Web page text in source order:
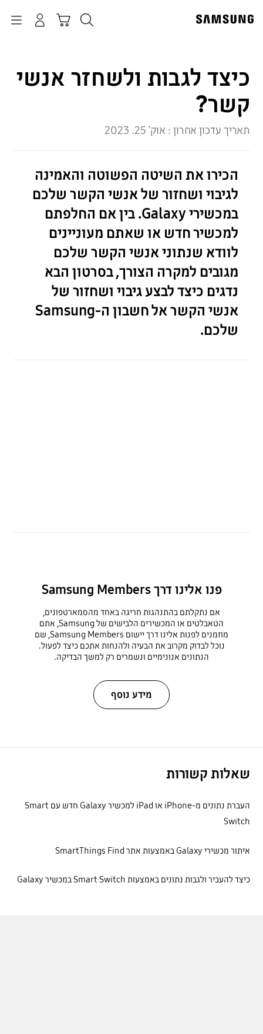
כיצד לגבות ולשחזר אנשי
קשר?
תאריך עדכון אחרון : אוק׳ 25. 2023
הכירו את השיטה הפשוטה והאמינה
לגיבוי ושחזור של אנשי הקשר שלכם
במכשירי Galaxy. בין אם החלפתם
למכשיר חדש או שאתם מעוניינים
לוודא שנתוני אנשי הקשר שלכם
מגובים למקרה הצורך, בסרטון הבא
נדגים כיצד לבצע גיבוי ושחזור של
אנשי הקשר אל חשבון ה-Samsung
שלכם.
פנו אלינו דרך Samsung Members
אם נתקלתם בהתנהגות חריגה באחד מהסמארטפונים,
הטאבלטים או המכשירים הלבישים של Samsung, אתם
מוזמנים לפנות אלינו דרך יישום Samsung Members, שם
נוכל לבדוק מקרוב את הבעיה ולהנחות אתכם כיצד לפעול.
הנתונים אנונימיים ונשמרים רק למשך הבדיקה.
מידע נוסף
שאלות קשורות
העברת נתונים מ-iPhone או iPad למכשיר Galaxy חדש עם Smart
Switch
איתור מכשירי Galaxy באמצעות אתר SmartThings Find
כיצד להעביר ולגבות נתונים באמצעות Smart Switch במכשיר Galaxy